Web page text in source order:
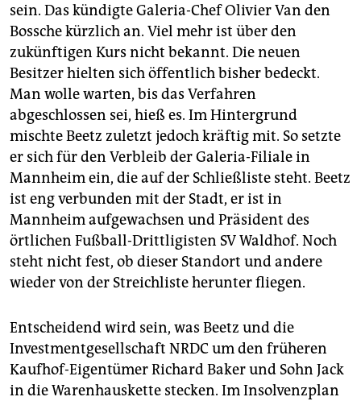
sein. Das kündigte Galeria-Chef Olivier Van den
Bossche kürzlich an. Viel mehr ist über den
zukünftigen Kurs nicht bekannt. Die neuen
Besitzer hielten sich öffentlich bisher bedeckt.
Man wolle warten, bis das Verfahren
abgeschlossen sei, hieß es. Im Hintergrund
mischte Beetz zuletzt jedoch kräftig mit. So setzte
er sich für den Verbleib der Galeria-Filiale in
Mannheim ein, die auf der Schließliste steht. Beetz
ist eng verbunden mit der Stadt, er ist in
Mannheim aufgewachsen und Präsident des
örtlichen Fußball-Drittligisten SV Waldhof. Noch
steht nicht fest, ob dieser Standort und andere
wieder von der Streichliste herunter fliegen.
Entscheidend wird sein, was Beetz und die
Investmentgesellschaft NRDC um den früheren
Kaufhof-Eigentümer Richard Baker und Sohn Jack
in die Warenhauskette stecken. Im Insolvenzplan